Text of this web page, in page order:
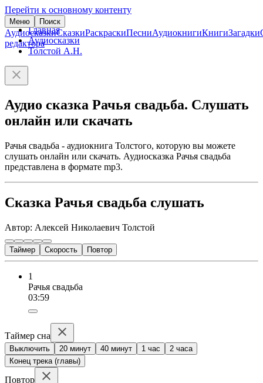
Перейти к основному контенту
Меню Поиск
АудиосказкиСказкиРаскраскиПесниАудиокнигиКнигиЗагадки
редактора
Главная
Аудиосказки
Толстой А.Н.
Аудио сказка Рачья свадьба. Слушать
онлайн или скачать
Рачья свадьба - аудиокнига Толстого, которую вы можете
слушать онлайн или скачать. Аудиосказка Рачья свадьба
представлена в формате mp3.
Сказка Рачья свадьба слушать
Автор: Алексей Николаевич Толстой
Таймер Скорость Повтор
1
Рачья свадьба
03:59
Таймер сна
Выключить 20 минут 40 минут 1 час
2 часа
Конец трека (главы)
Повтор